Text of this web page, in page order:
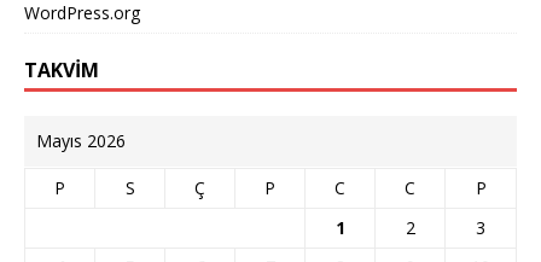
WordPress.org
TAKVİM
Mayıs 2026
P S Ç P C C
P
1
2
3